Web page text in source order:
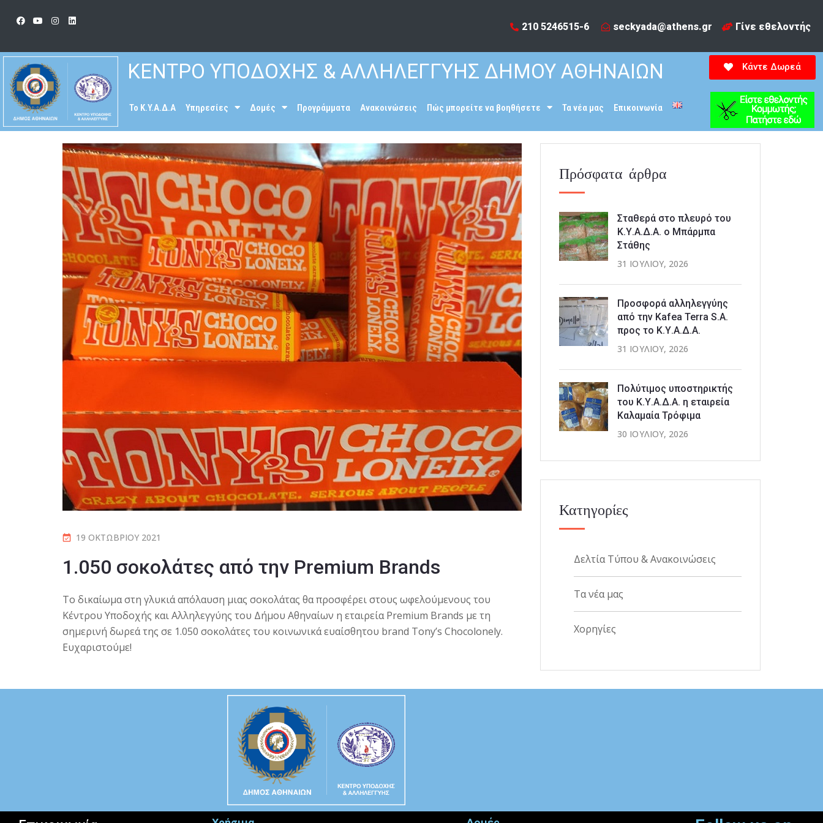
210 5246515-6​ seckyada@athens.gr Γίνε εθελοντής
ΚΕΝΤΡΟ ΥΠΟΔΟΧΗΣ & ΑΛΛΗΛΕΓΓΥΗΣ ΔΗΜΟΥ ΑΘΗΝΑΙΩΝ
To K.Y.A.Δ.Α Υπηρεσίες Δομές Προγράμματα Ανακοινώσεις Πώς μπορείτε να βοηθήσετε Τα νέα μας Επικοινωνία
Κάντε Δωρεά
19 ΟΚΤΩΒΡΊΟΥ 2021
1.050 σοκολάτες από την Premium Brands
Το δικαίωμα στη γλυκιά απόλαυση μιας σοκολάτας θα προσφέρει στους ωφελούμενους του
Κέντρου Υποδοχής και Αλληλεγγύης του Δήμου Αθηναίων η εταιρεία Premium Brands με τη
σημερινή δωρεά της σε 1.050 σοκολάτες του κοινωνικά ευαίσθητου brand Tony’s Chocolonely.
Ευχαριστούμε!
Πρόσφατα άρθρα
Σταθερά στο πλευρό του
Κ.Υ.Α.Δ.Α. ο Μπάρμπα
Στάθης
31 ΙΟΥΛΊΟΥ, 2026
Προσφορά αλληλεγγύης
από την Kafea Terra S.A.
προς το Κ.Υ.Α.Δ.Α.
31 ΙΟΥΛΊΟΥ, 2026
Πολύτιμος υποστηρικτής
του Κ.Υ.Α.Δ.Α. η εταιρεία
Καλαμαία Τρόφιμα
30 ΙΟΥΛΊΟΥ, 2026
Κατηγορίες
Δελτία Τύπου & Ανακοινώσεις
Τα νέα μας
Χορηγίες